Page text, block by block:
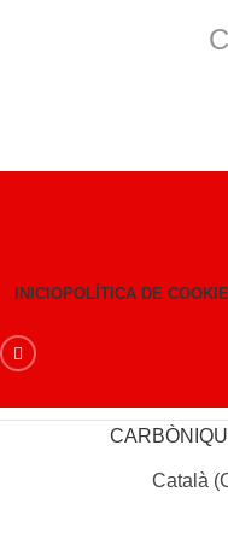
INICIOPOLÍTICA DE
Català (